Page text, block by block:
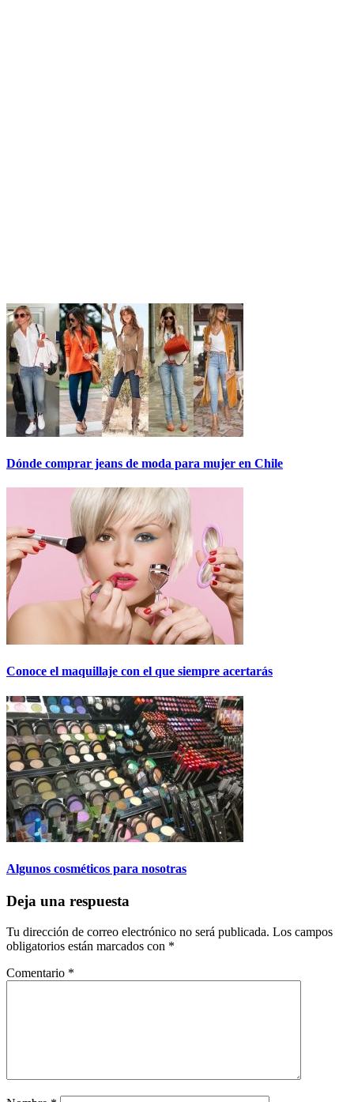
Dónde comprar jeans de moda para mujer en Chile
Conoce el maquillaje con el que siempre acertarás
Algunos cosméticos para nosotras
Deja una respuesta
Tu dirección de correo electrónico no será publicada. Los campos
obligatorios están marcados con *
Comentario *